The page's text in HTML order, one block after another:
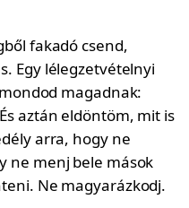
fakadó csend,
Egy lélegzetvételnyi
magadnak:
aztán eldöntöm, mit is
arra, hogy ne
ne menj bele mások
Ne magyarázkodj.